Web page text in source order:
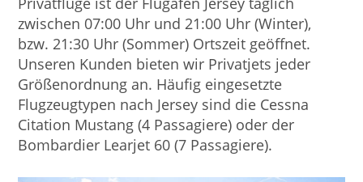
zwischen 07:00 Uhr und 21:00 Uhr (Winter),
bzw. 21:30 Uhr (Sommer) Ortszeit geöffnet.
Unseren Kunden bieten wir Privatjets jeder
Größenordnung an. Häufig eingesetzte
Flugzeugtypen nach Jersey sind die Cessna
Citation Mustang (4 Passagiere) oder der
Bombardier Learjet 60 (7 Passagiere).